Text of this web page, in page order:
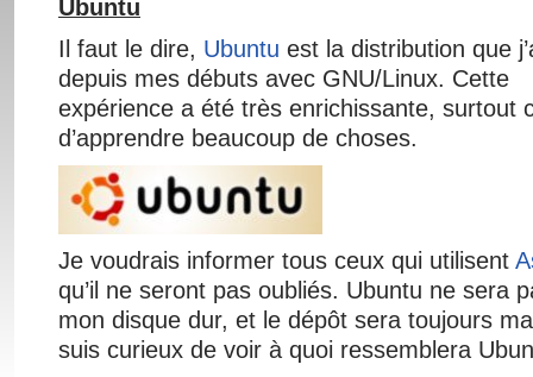
Ubuntu
Il faut le dire, Ubuntu est la distribution que
depuis mes débuts avec GNU/Linux. Cette
expérience a été très enrichissante, surtout
d’apprendre beaucoup de choses.
Je voudrais informer tous ceux qui utilisent
qu’il ne seront pas oubliés. Ubuntu ne sera
mon disque dur, et le dépôt sera toujours
suis curieux de voir à quoi ressemblera